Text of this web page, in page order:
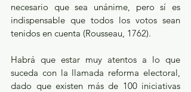
necesario que sea unánime, pero sí es
indispensable que todos los votos sean
tenidos en cuenta (Rousseau, 1762).
Habrá que estar muy atentos a lo que
suceda con la llamada reforma electoral,
dado que existen más de 100 iniciativas